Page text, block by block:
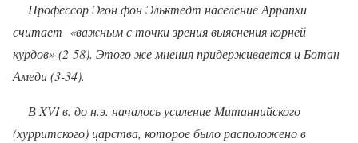
Профессор Эгон фон Эльктедт население Аррапхи
считает «важным с точки зрения выяснения корней
курдов» (2-58). Этого же мнения придерживается и Ботан
Амеди (3-34).
В XVIв. до н.э. началось усиление Митаннийского
(хурритского) царства, которое было расположено в